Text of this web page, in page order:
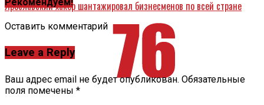
Ярославский хакер шантажировал бизнесменов по всей стране
Оставить комментарий
Leave a Reply
Ваш адрес email не будет опубликован. Обязательные
поля помечены *